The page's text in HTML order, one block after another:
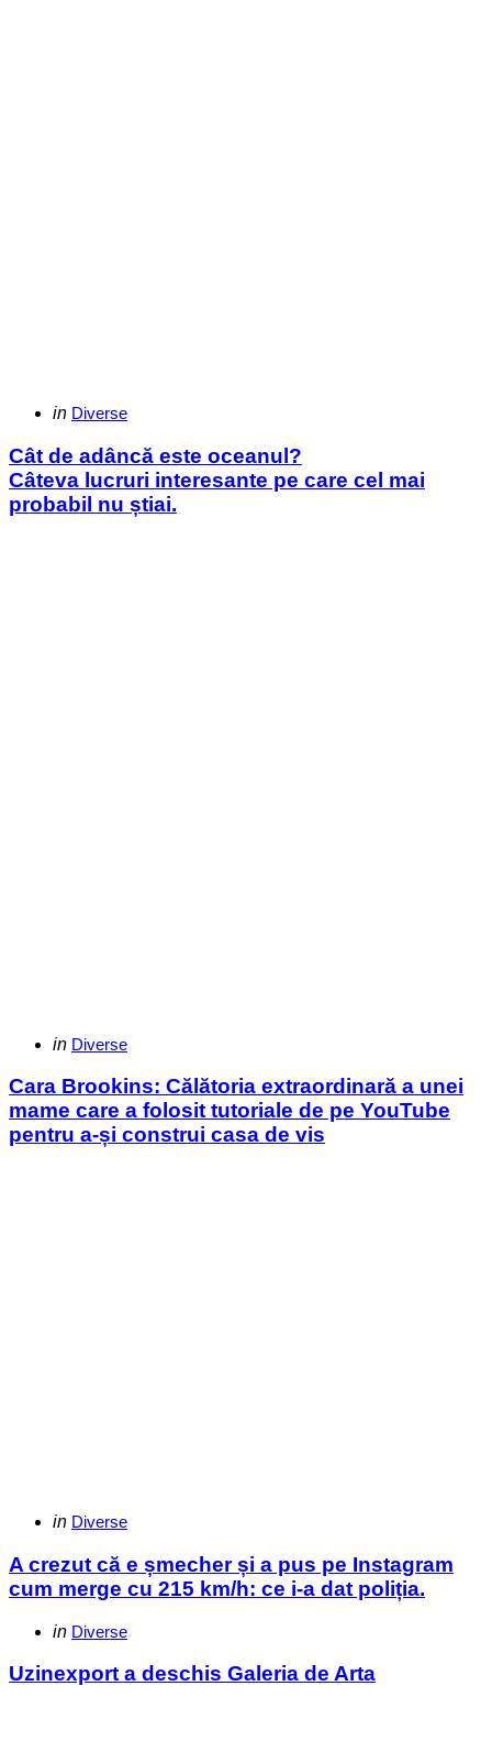
Categories
Posted
in Diverse
Cât de adâncă este oceanul?
Câteva lucruri interesante pe care cel mai
probabil nu știai.
Categories
Posted
in Diverse
Cara Brookins: Călătoria extraordinară a unei
mame care a folosit tutoriale de pe YouTube
pentru a-și construi casa de vis
Categories
Posted
in Diverse
A crezut că e șmecher și a pus pe Instagram
cum merge cu 215 km/h: ce i-a dat poliția.
Categories
Posted
in Diverse
Uzinexport a deschis Galeria de Arta